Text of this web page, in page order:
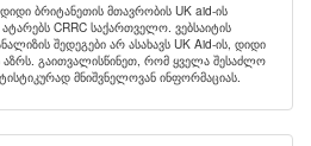
ბრიტანეთის მთავრობის UK aid-ის
CRRC საქართველო. ვებსაიტის
შედეგები არ ასახავს UK Aid-ის, დიდი
აზრს. გაითვალისწინეთ, რომ ყველა შესაძლო
მნიშვნელოვან ინფორმაციას.